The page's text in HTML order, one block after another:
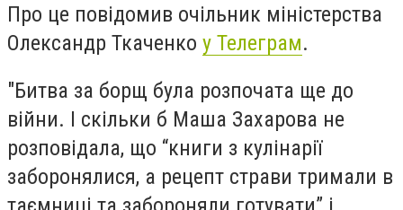
Про це повідомив очільник міністерства
Олександр Ткаченко у Телеграм.
"Битва за борщ була розпочата ще до
війни. І скільки б Маша Захарова не
розповідала, що “книги з кулінарії
заборонялися, а рецепт страви тримали в